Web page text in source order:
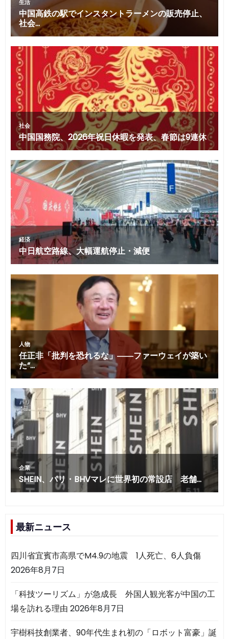
最新ニュース
四川省宜賓市高県でM4.9の地震 1人死亡、6人負傷
2026年8月7日
「科技ツーリズム」が急成長 外国人観光客が中国の工
場を訪れる理由 2026年8月7日
宇樹科技創業者、90年代生まれ初の「ロボット富豪」誕